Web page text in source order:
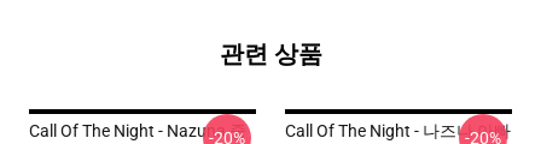
관련 상품
Call Of The Night - Nazuna 중
-20%
Call Of The Night - 나즈나 아빠
-20%